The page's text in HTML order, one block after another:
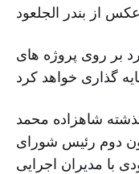
عکس از بندر الجلعود
اعلام کرد بر روی پروژه های
شاهزاده محمد
دوم رئیس شورای
با مدیران اجرایی